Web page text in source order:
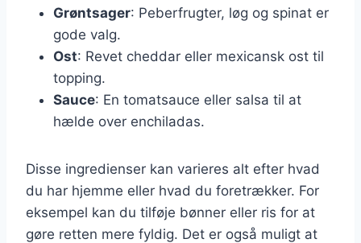
Grøntsager: Peberfrugter, løg og spinat er
gode valg.
Ost: Revet cheddar eller mexicansk ost til
topping.
Sauce: En tomatsauce eller salsa til at
hælde over enchiladas.
Disse ingredienser kan varieres alt efter hvad
du har hjemme eller hvad du foretrækker. For
eksempel kan du tilføje bønner eller ris for at
gøre retten mere fyldig. Det er også muligt at